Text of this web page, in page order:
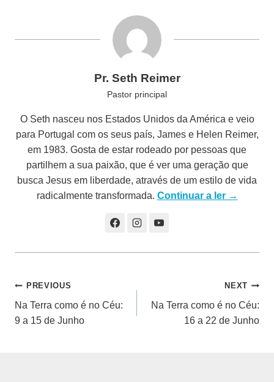
Pr. Seth Reimer
Pastor principal
O Seth nasceu nos Estados Unidos da América e veio
para Portugal com os seus país, James e Helen Reimer,
em 1983. Gosta de estar rodeado por pessoas que
partilhem a sua paixão, que é ver uma geração que
busca Jesus em liberdade, através de um estilo de vida
radicalmente transformada. Continuar a ler →
Navegação
de
PREVIOUS
Na Terra como é no Céu:
9 a 15 de Junho
NEXT
Na Terra como é no Céu:
16 a 22 de Junho